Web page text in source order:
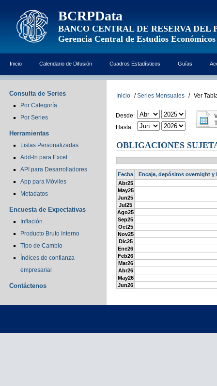
BCRPData
BANCO CENTRAL DE RESERVA DEL
Gerencia Central de Estudios Económicos
Inicio Calendario de Difusión Cuadros Estadísticos Guías
Consulta de Series
Por Categoría
Por Series
Herramientas
Listas Personalizadas
Add-In para Excel
API para Desarrolladores
App para Móviles
Metadatos
Encuesta de Expectativas
Inflación
Producto Bruto Interno
Tipo de Cambio
Índices de confianza
empresarial
Contáctenos
Inicio / Series Mensuales / Ver
Desde:
Hasta:
OBLIGACIONES
Fecha
Encaje, depósitos overnight y
Abr25
May25
Jun25
Jul25
Ago25
Sep25
Oct25
Nov25
Dic25
Ene26
Feb26
Mar26
Abr26
May26
Jun26